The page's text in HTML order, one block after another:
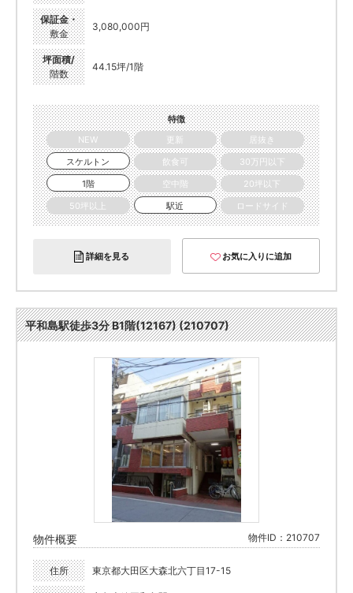
保証金・
敷金
3,080,000円
坪面積/
階数
44.15坪/1階
特徴
NEW
更新
居抜き
スケルトン
飲食可
30万円以下
1階
空中階
20坪以下
50坪以上
駅近 ロードサイド
詳細を見る お気に入りに追加
平和島駅徒歩3分 B1階(12167) (210707)
物件概要 物件ID：210707
住所 東京都大田区大森北六丁目17-15